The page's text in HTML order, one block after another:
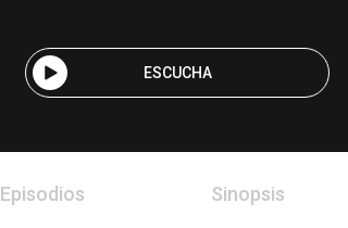
ESCUCHA
Episodios Sinopsis